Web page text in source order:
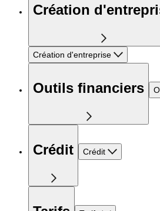
Création
Création d'entreprise
Outils financiers
Crédit Crédit